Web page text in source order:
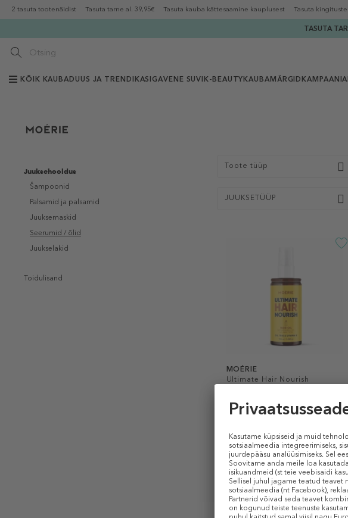
2 tasuta tootenäidist Tasuta tarne al. 39,95€ Tasuta kauba kättesaamine kauplusest Tasuta
TASUTA
KÕIK KAUBADUUS JA TRENDIKAS IGAVENE SUVI K-BEAUTY KAUBAMÄRGID KAMPAANIA
Juuksehooldus
Šampoonid
Palsamid ja palsamid
Juuksemaskid
Seerumid / õlid
Juukselakid
Toidulisand
Toote tüüp
JUUKSETÜÜP
MOÉRIE
Ultimate Hair Nourish
Juukseõli
100 ml (0,32 € / 1 ml)